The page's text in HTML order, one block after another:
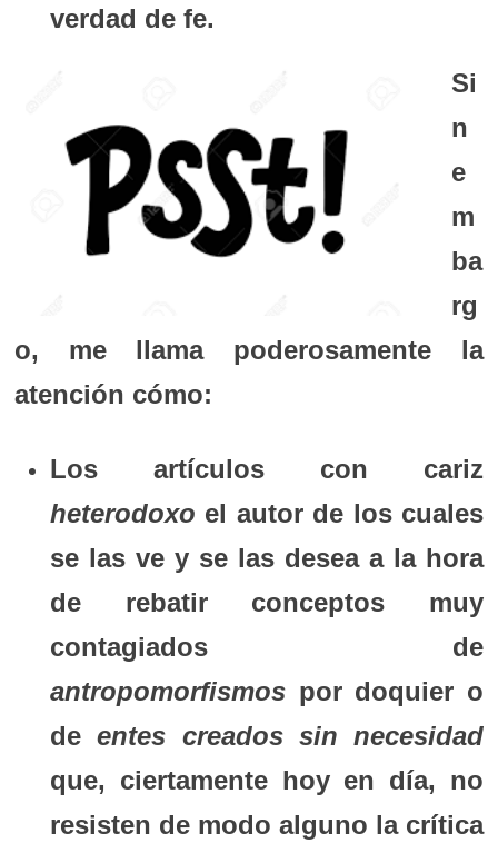
verdad de fe.
Si
n
e
m
ba
rg
o, me llama poderosamente la
atención cómo:
Los artículos con cariz
heterodoxo el autor de los cuales
se las ve y se las desea a la hora
de rebatir conceptos muy
contagiados de
antropomorfismos por doquier o
deentes creados sin necesidad
que, ciertamente hoy en día, no
resisten de modo alguno la crítica